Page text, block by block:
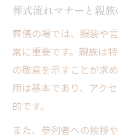
葬式流れマナーと親
葬儀の場では、服装や
常に重要です。親族は
の敬意を示すことが求
用は基本であり、アク
的です。
また、参列者への挨拶